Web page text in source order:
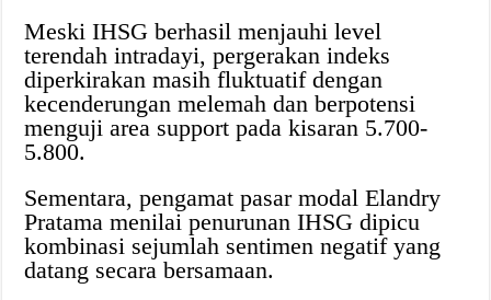
Meski IHSG berhasil menjauhi level
terendah intradayi, pergerakan indeks
diperkirakan masih fluktuatif dengan
kecenderungan melemah dan berpotensi
menguji area support pada kisaran 5.700-
5.800.
Sementara, pengamat pasar modal Elandry
Pratama menilai penurunan IHSG dipicu
kombinasi sejumlah sentimen negatif yang
datang secara bersamaan.